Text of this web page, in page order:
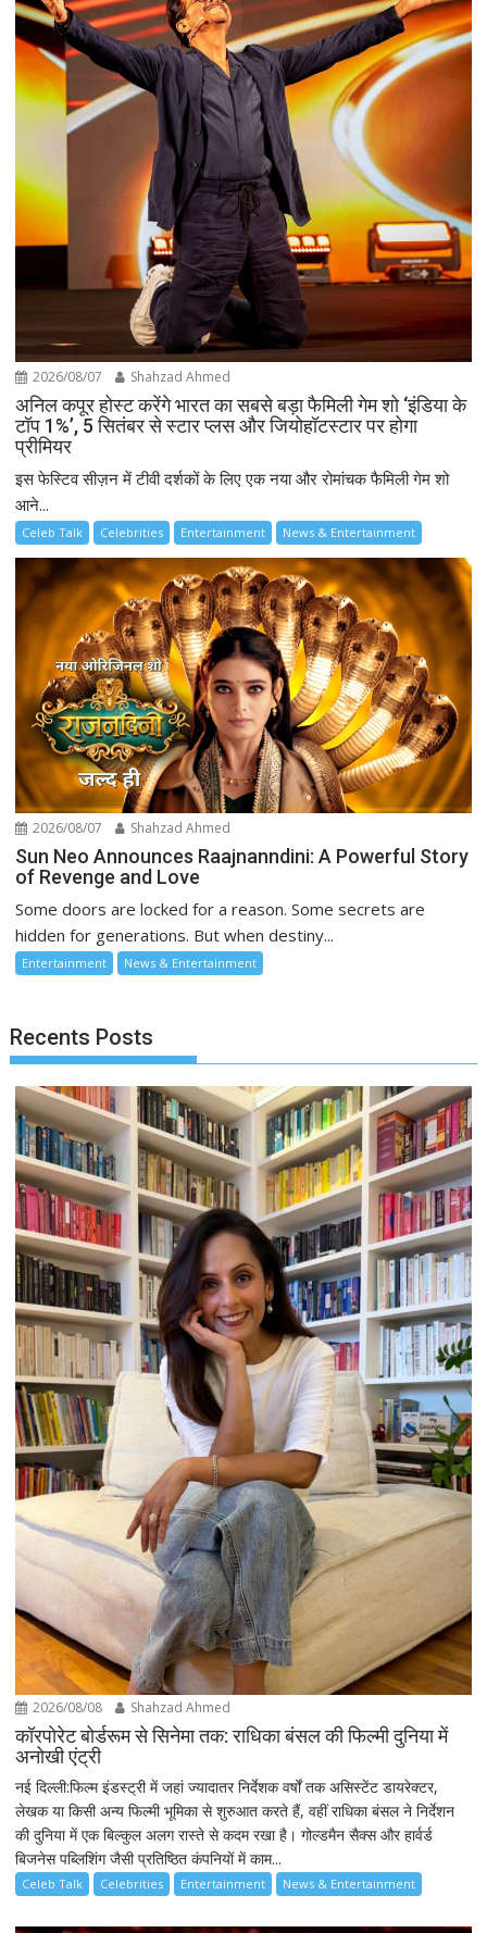
2026/08/07 Shahzad Ahmed
अनिल कपूर होस्ट करेंगे भारत का सबसे बड़ा फैमिली गेम शो ‘इंडिया के
टॉप 1%’, 5 सितंबर से स्टार प्लस और जियोहॉटस्टार पर होगा
प्रीमियर
इस फेस्टिव सीज़न में टीवी दर्शकों के लिए एक नया और रोमांचक फैमिली गेम शो
आने...
Celeb Talk Celebrities Entertainment News & Entertainment
2026/08/07 Shahzad Ahmed
Sun Neo Announces Raajnanndini: A Powerful Story
of Revenge and Love
Some doors are locked for a reason. Some secrets are
hidden for generations. But when destiny...
Entertainment News & Entertainment
Recents Posts
2026/08/08 Shahzad Ahmed
कॉरपोरेट बोर्डरूम से सिनेमा तक: राधिका बंसल की फिल्मी दुनिया में
अनोखी एंट्री
नई दिल्ली:फिल्म इंडस्ट्री में जहां ज्यादातर निर्देशक वर्षों तक असिस्टेंट डायरेक्टर,
लेखक या किसी अन्य फिल्मी भूमिका से शुरुआत करते हैं, वहीं राधिका बंसल ने निर्देशन
की दुनिया में एक बिल्कुल अलग रास्ते से कदम रखा है। गोल्डमैन सैक्स और हार्वर्ड
बिजनेस पब्लिशिंग जैसी प्रतिष्ठित कंपनियों में काम...
Celeb Talk Celebrities Entertainment News & Entertainment